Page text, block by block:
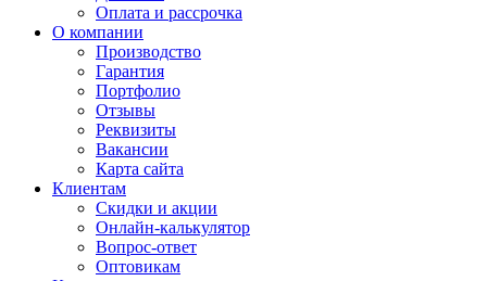
Оплата и рассрочка
О компании
Производство
Гарантия
Портфолио
Отзывы
Реквизиты
Вакансии
Карта сайта
Клиентам
Скидки и акции
Онлайн-калькулятор
Вопрос-ответ
Оптовикам